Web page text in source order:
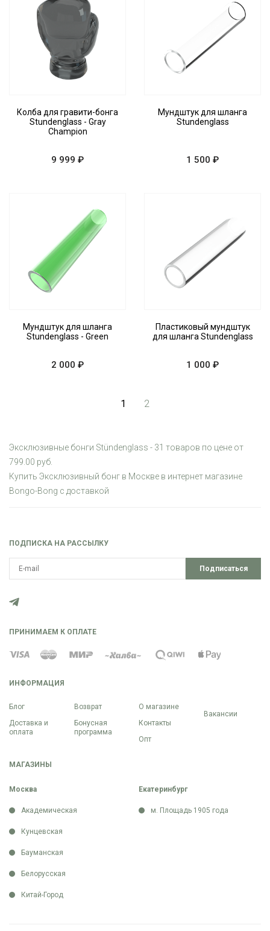
Колба для гравити-бонга
Stundenglass - Gray
Champion
9 999 ₽
Мундштук для шланга
Stundenglass
1 500 ₽
Мундштук для шланга
Stundenglass - Green
2 000 ₽
Пластиковый мундштук
для шланга Stundenglass
1 000 ₽
1 2
Эксклюзивные бонги Stündenglass - 31 товаров по цене от
799.00 руб.
Купить Эксклюзивный бонг в Москве в интернет магазине
Bongo-Bong с доставкой
ИНФОРМАЦИЯ
Блог
Доставка и
оплата
Возврат
Бонусная
программа
О магазине
Контакты
Опт
Вакансии
МАГАЗИНЫ
Москва
Академическая
Кунцевская
Бауманская
Белорусская
Китай-Город
Екатеринбург
м. Площадь 1905 года
ПОДПИСКА НА РАССЫЛКУ
Подписаться
ПРИНИМАЕМ К ОПЛАТЕ